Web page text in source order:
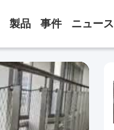
製品 事件 ニュース